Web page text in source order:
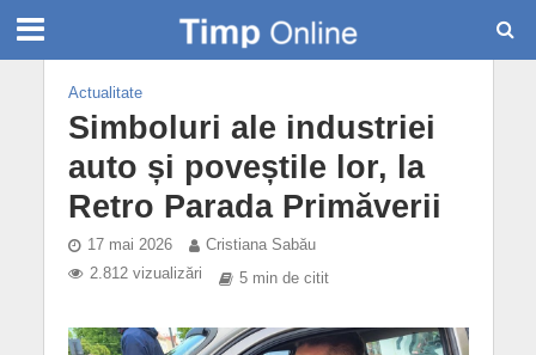
Actualitate
Simboluri ale industriei
auto și poveștile lor, la
Retro Parada Primăverii
17 mai 2026
Cristiana Sabău
2.812 vizualizări
5 min de citit